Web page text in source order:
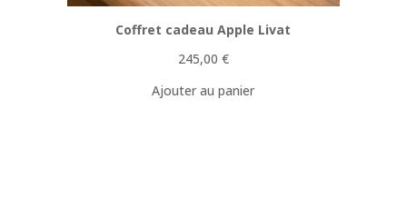
Coffret cadeau Apple Livat
245,00 €
Ajouter au panier